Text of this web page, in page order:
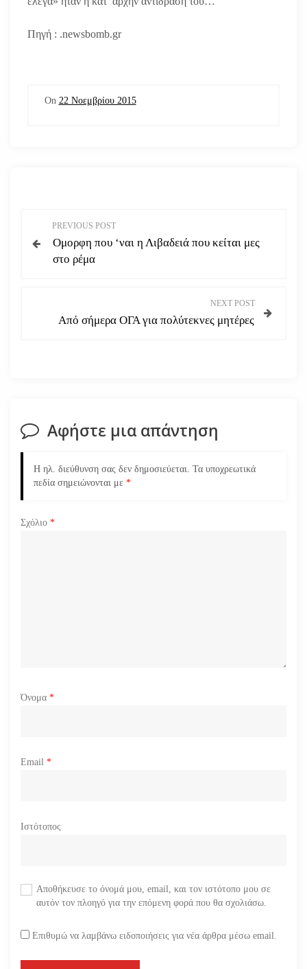
Πηγή : .newsbomb.gr
On 22 Νοεμβρίου 2015
λ
η
ρ
θ
PREVIOUS POST
Ομορφη που ‘ναι η Λιβαδειά που κείται μες
στο ρέμα
NEXT POST
Από σήμερα ΟΓΑ για πολύτεκνες μητέρες
Αφήστε μια απάντηση
Η ηλ. διεύθυνση σας δεν δημοσιεύεται. Τα υποχρεωτικά
πεδία σημειώνονται με *
Σχόλιο *
Όνομα *
Email *
Ιστότοπος
Αποθήκευσε το όνομά μου, email, και τον ιστότοπο μου σε
αυτόν τον πλοηγό για την επόμενη φορά που θα σχολιάσω.
Επιθυμώ να λαμβάνω ειδοποιήσεις για νέα άρθρα μέσω email.